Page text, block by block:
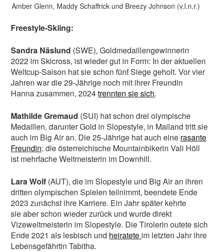
Amber Glenn, Maddy Schaffrick und Breezy Johnson (v.l.n.r.)
Freestyle-Skiing:
Sandra Näslund (SWE), Goldmedaillengewinnerin
2022 im Skicross, ist wieder gut in Form: In der aktuellen
Weltcup-Saison hat sie schon fünf Siege geholt. Vor vier
Jahren war die 29-Jährige noch mit ihrer Freundin
Hanna zusammen, 2024trennten sie sich.
Mathilde Gremaud (SUI) hat schon drei olympische
Medaillen, darunter Gold in Slopestyle, in Mailand tritt sie
auch im Big Air an. Die 25-Jährige hat auch eine rasante
Freundin: die österreichische Mountainbikerin Vali Höll
ist mehrfache Weltmeisterin im Downhill.
Lara Wolf (AUT), die im Slopestyle und Big Air an ihren
dritten olympischen Spielen teilnimmt, beendete Ende
2023 zunächst ihre Karriere. Ein Jahr später kehrte
sie aber schon wieder zurück und wurde direkt
Vizeweltmeisterin im Slopestyle. Die Tirolerin outete sich
Ende 2021 als lesbisch und heiratete im letzten Jahr ihre
Lebensgefährtin Tabitha.